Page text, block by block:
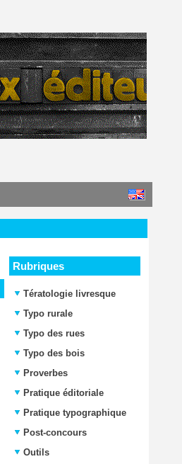
Rubriques
Tératologie livresque
Typo rurale
Typo des rues
Typo des bois
Proverbes
Pratique éditoriale
Pratique typographique
Post-concours
Outils